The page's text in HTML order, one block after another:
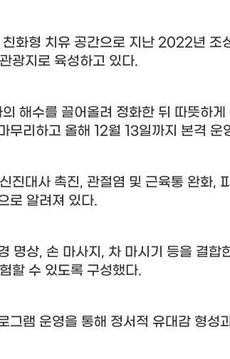
화형 치유 공간으로 지난 2022년 조
광지로 육성하고 있다.
해수를 끌어올려 정화한 뒤 따뜻하
무리하고 올해 12월 13일까지 본격 운
진대사 촉진, 관절염 및 근육통 완화,
로 알려져 있다.
명상, 손 마사지 , 차 마시기 등을 결합
할 수 있도록 구성했다.
그램 운영을 통해 정서적 유대감 형성